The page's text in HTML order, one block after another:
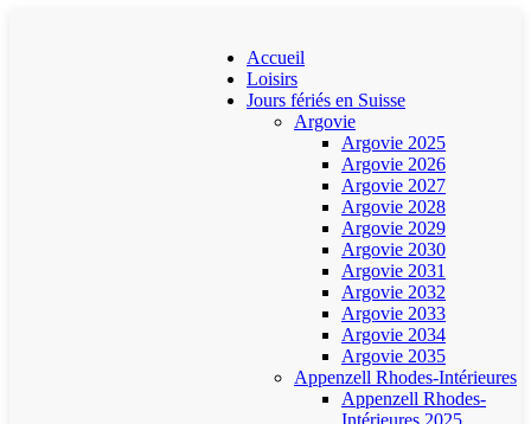
Accueil
Loisirs
Jours fériés en Suisse
Argovie
Argovie 2025
Argovie 2026
Argovie 2027
Argovie 2028
Argovie 2029
Argovie 2030
Argovie 2031
Argovie 2032
Argovie 2033
Argovie 2034
Argovie 2035
Appenzell Rhodes-Intérieures
Appenzell Rhodes-
Intérieures 2025